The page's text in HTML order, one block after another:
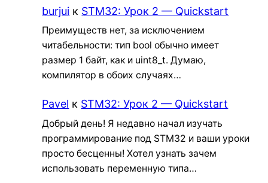
burjui к STM32: Урок 2 — Quickstart
Преимуществ нет, за исключением
читабельности: тип bool обычно имеет
размер 1 байт, как и uint8_t. Думаю,
компилятор в обоих случаях…
Pavel к STM32: Урок 2 — Quickstart
Добрый день! Я недавно начал изучать
программирование под STM32 и ваши уроки
просто бесценны! Хотел узнать зачем
использовать переменную типа…